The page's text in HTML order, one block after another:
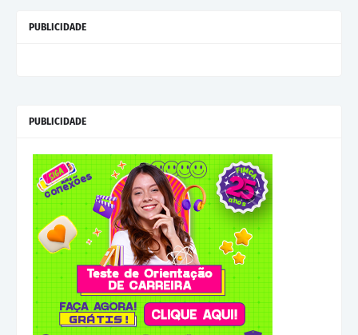
PUBLICIDADE
PUBLICIDADE